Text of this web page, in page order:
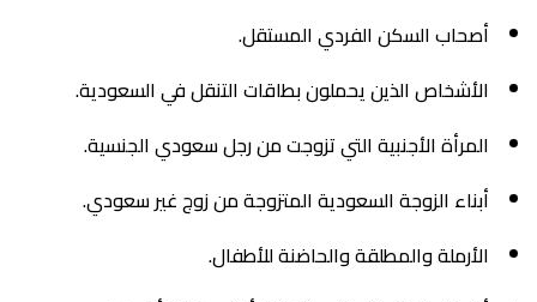
أصحاب السكن الفردي المستقل.
الأشخاص الذين يحملون بطاقات التنقل في السعودية.
المرأة الأجنبية التي تزوجت من رجل سعودي الجنسية.
أبناء الزوجة السعودية المتزوجة من زوج غير سعودي.
الأرملة والمطلقة والحاضنة للأطفال.